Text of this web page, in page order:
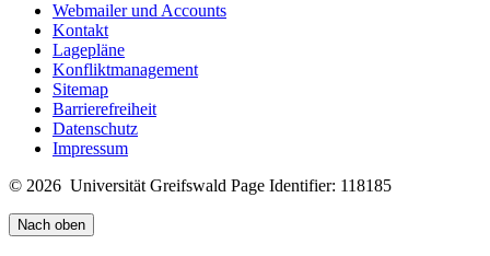
Webmailer und Accounts
Kontakt
Lagepläne
Konfliktmanagement
Sitemap
Barrierefreiheit
Datenschutz
Impressum
© 2026 Universität Greifswald Page Identifier: 118185
Nach oben